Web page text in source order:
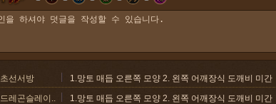
초선서방
1.망토 매듭 오른쪽 모양 2. 왼쪽 어깨장식 도깨비 미간
드레곤슬레이..
1.망토 매듭 오른쪽 모양 2. 왼쪽 어깨장식 도깨비 미간